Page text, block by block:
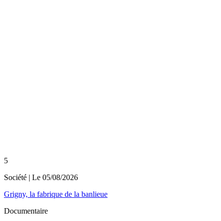
5
Société | Le 05/08/2026
Grigny, la fabrique de la banlieue
Documentaire